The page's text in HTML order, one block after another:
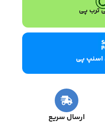
ترب پی
اسنپ پی
ارسال سریع